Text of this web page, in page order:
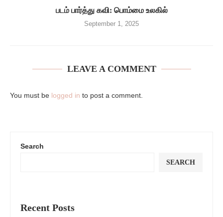
படம் பார்த்து கவி: பொம்மை உலகில்
September 1, 2025
LEAVE A COMMENT
You must be logged in to post a comment.
Search
SEARCH
Recent Posts